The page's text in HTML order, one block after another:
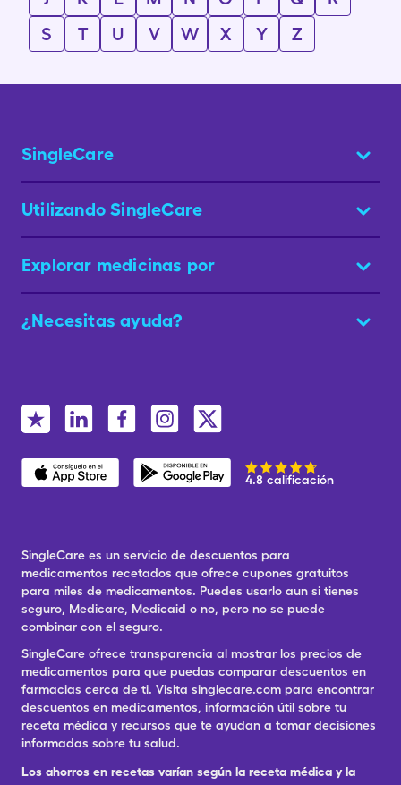
S
T U V W X Y Z
SingleCare
Utilizando SingleCare
Explorar medicinas por
¿Necesitas ayuda?
4.8 calificación
SingleCare es un servicio de descuentos para
medicamentos recetados que ofrece cupones gratuitos
para miles de medicamentos. Puedes usarlo aun si tienes
seguro, Medicare, Medicaid o no, pero no se puede
combinar con el seguro.
SingleCare ofrece transparencia al mostrar los precios de
medicamentos para que puedas comparar descuentos en
farmacias cerca de ti. Visita singlecare.com para encontrar
descuentos en medicamentos, información útil sobre tu
receta médica y recursos que te ayudan a tomar decisiones
informadas sobre tu salud.
Los ahorros en recetas varían según la receta médica y la